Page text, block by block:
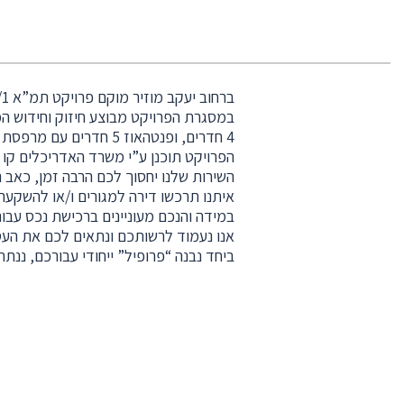
ברחוב יעקב מוזיר מוקם פרויקט תמ”א 38/1.
4 חדרים, ופנטהאוז 5 חדרים עם מרפסת ענקית.
הפרויקט תוכנן ע”י משרד האדריכלים
השירות שלנו יחסוך לכם הרבה זמן, כאב
איתנו תרכשו דירה למגורים ו/או
במידה והנכם מעוניינים ברכישת נכס
אנו נעמוד לרשותכם ונתאים לכם את
ביחד נבנה “פרופיל” ייחודי עבורכם,